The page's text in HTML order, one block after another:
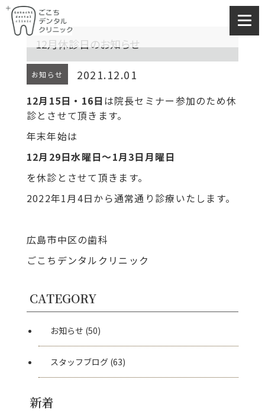
12月休診日のお知らせ
お知らせ 2021.12.01
12月15日・16日 は院長セミナー参加のため休
診とさせて頂きます。
年末年始は
12月29日水曜日～1月3日月曜日
を休診とさせて頂きます。
2022年1月4日から通常通り診療いたします。
広島市中区の歯科
ごこちデンタルクリニック
CATEGORY
お知らせ (50)
スタッフブログ(63)
新着